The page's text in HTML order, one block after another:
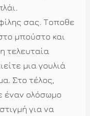
σας. Τοποθε
μπούστο και
τελευταία
μια γουλιά
Στο τέλος,
έναν ολόσωμο
για να